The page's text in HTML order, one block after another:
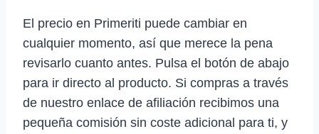
El precio en Primeriti puede cambiar en
cualquier momento, así que merece la pena
revisarlo cuanto antes. Pulsa el botón de abajo
para ir directo al producto. Si compras a través
de nuestro enlace de afiliación recibimos una
pequeña comisión sin coste adicional para ti, y